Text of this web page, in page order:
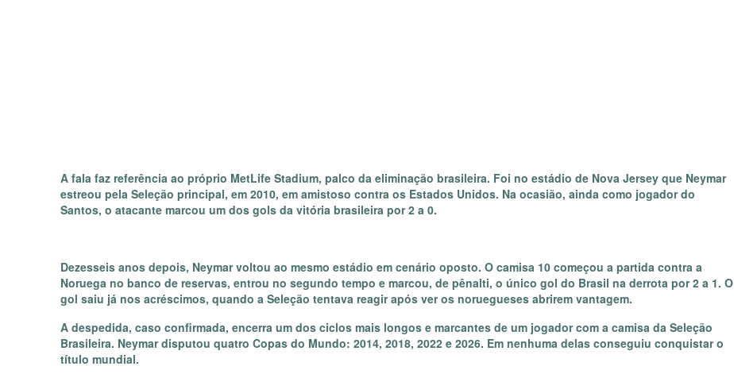
A fala faz referência ao próprio MetLife Stadium, palco da eliminação brasileira. Foi no estádio de Nova Jersey que Neymar
estreou pela Seleção principal, em 2010, em amistoso contra os Estados Unidos. Na ocasião, ainda como jogador do
Santos, o atacante marcou um dos gols da vitória brasileira por 2 a 0.
Dezesseis anos depois, Neymar voltou ao mesmo estádio em cenário oposto. O camisa 10 começou a partida contra a
Noruega no banco de reservas, entrou no segundo tempo e marcou, de pênalti, o único gol do Brasil na derrota por 2 a 1. O
gol saiu já nos acréscimos, quando a Seleção tentava reagir após ver os noruegueses abrirem vantagem.
A despedida, caso confirmada, encerra um dos ciclos mais longos e marcantes de um jogador com a camisa da Seleção
Brasileira. Neymar disputou quatro Copas do Mundo: 2014, 2018, 2022 e 2026. Em nenhuma delas conseguiu conquistar o
título mundial.